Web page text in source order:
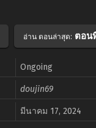
อ่าน ตอนล่าสุด: ตอน
Ongoing
doujin69
มีนาคม 17, 2024